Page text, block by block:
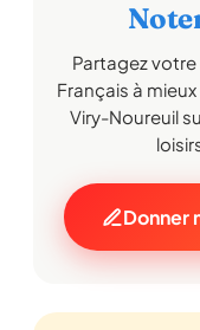
Partagez
Français à
Viry-Noureuil
Donner